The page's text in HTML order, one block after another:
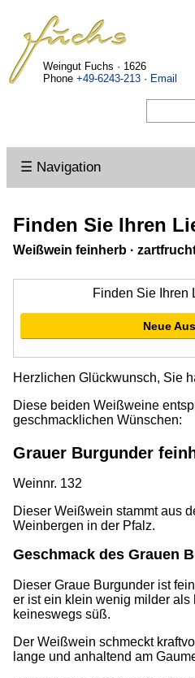
Weingut Fuchs · 1626
Phone +49-6243-213· Email
☰ Navigation
Finden Sie Ihren
Weißwein feinherb ·
Finden Sie Ihren
Neue
Herzlichen Glückwunsch, Sie
Diese beiden Weißweine
geschmacklichen Wünschen:
Grauer Burgunder
Weinnr. 132
Dieser Weißwein stammt aus
Weinbergen in der Pfalz.
Geschmack des Grauen
Dieser Graue Burgunder ist
er ist ein klein wenig milder als
keineswegs süß.
Der Weißwein schmeckt
lange und anhaltend am